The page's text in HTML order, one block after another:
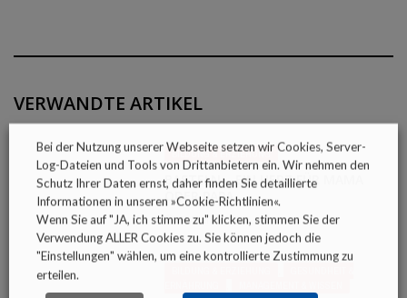
VERWANDTE ARTIKEL
BILDUNG & ERZIEHUNG
BASTELN – EIN HERZ FÜR MAMA
ODER PAPA…
5. APRIL 2024
Bei der Nutzung unserer Webseite setzen wir Cookies, Server-
Log-Dateien und Tools von Drittanbietern ein. Wir nehmen den
Schutz Ihrer Daten ernst, daher finden Sie detaillierte
Informationen in unseren »Cookie-Richtlinien«.
Wenn Sie auf "JA, ich stimme zu" klicken, stimmen Sie der
Verwendung ALLER Cookies zu. Sie können jedoch die
"Einstellungen" wählen, um eine kontrollierte Zustimmung zu
erteilen.